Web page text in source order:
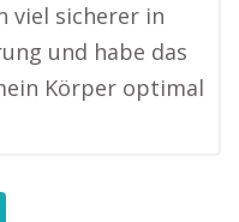
viel sicherer in
und habe das
Körper optimal